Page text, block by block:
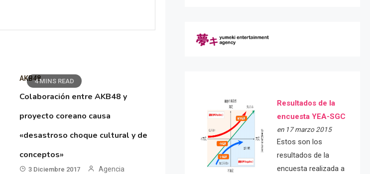
4 MINS READ
AKB48
Colaboración entre AKB48 y
proyecto coreano causa
«desastroso choque cultural y de
conceptos»
3 Diciembre 2017
Agencia
Resultados de la
encuesta YEA-SGC
en 17 marzo 2015
Estos son los
resultados de la
encuesta realizada a